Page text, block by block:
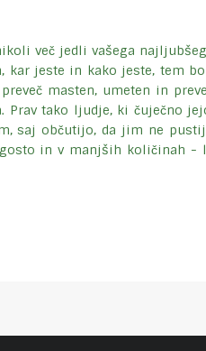
več jedli vašega
kar jeste in kako jeste, tem
masten, umeten in
Prav tako ljudje, ki čuječno
saj občutijo, da jim ne
in v manjših količinah -